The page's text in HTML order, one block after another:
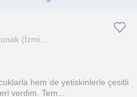
(İzmi...
hem de yetiskinlerle çesitli
verdim. Tem...